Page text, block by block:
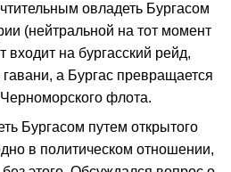
овладеть Бургасом
(нейтральной на тот момент
входит на бургасский рейд,
гавани, а Бургас превращается
флота.
Бургасом путем открытого
в политическом отношении,